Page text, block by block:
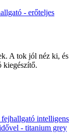
- erőteljes
A tok jól néz ki, és
kiegészítő.
intelligens
- titanium grey